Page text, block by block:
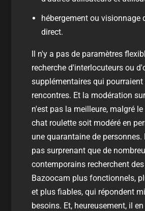
hébergement ou visionnage
direct.
Il n'y a pas de paramètres
recherche d'interlocuteurs ou
supplémentaires qui
rencontres. Et la modération
n'est pas la meilleure, malgré
chat roulette soit modéré en
une quarantaine de personnes.
pas surprenant que de
contemporains recherchent
Bazoocam plus fonctionnels,
et plus fiables, qui répondent
besoins. Et, heureusement, il